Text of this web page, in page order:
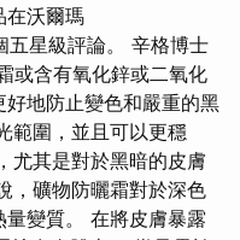
在沃爾瑪
五星級評論。 辛格博士
或含有氧化鋅或二氧化
地防止變色和嚴重的黑
範圍，並且可以更穩
尤其是對於黑暗的皮膚
，礦物防曬霜對於深色
變質。 在將皮膚暴露